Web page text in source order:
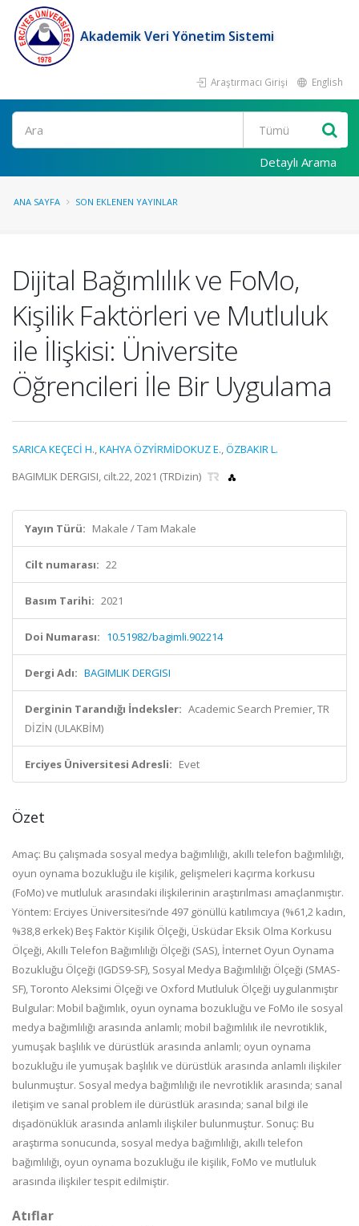
Akademik Veri Yönetim Sistemi
Araştırmacı Girişi English
Ara
Detaylı Arama
ANA SAYFA SON EKLENEN YAYINLAR
Dijital Bağımlılık ve FoMo,
Kişilik Faktörleri ve Mutluluk
ile İlişkisi: Üniversite
Öğrencileri İle Bir Uygulama
SARICA KEÇECİ H.,KAHYA ÖZYİRMİDOKUZ E.,ÖZBAKIR L.
BAGIMLIK DERGISI, cilt.22, 2021 (TRDizin)
Yayın Türü: Makale / Tam Makale
Cilt numarası: 22
Basım Tarihi: 2021
Doi Numarası: 10.51982/bagimli.902214
Dergi Adı: BAGIMLIK DERGISI
Derginin Tarandığı İndeksler: Academic Search Premier, TR
DİZİN (ULAKBİM)
Erciyes Üniversitesi Adresli: Evet
Özet
Amaç: Bu çalışmada sosyal medya bağımlılığı, akıllı telefon bağımlılığı,
oyun oynama bozukluğu ile kişilik, gelişmeleri kaçırma korkusu
(FoMo) ve mutluluk arasındaki ilişkilerinin araştırılması amaçlanmıştır.
Yöntem: Erciyes Üniversitesi’nde 497 gönüllü katılımcıya (%61,2 kadın,
%38,8 erkek) Beş Faktör Kişilik Ölçeği, Üsküdar Eksik Olma Korkusu
Ölçeği, Akıllı Telefon Bağımlılığı Ölçeği (SAS), İnternet Oyun Oynama
Bozukluğu Ölçeği (IGDS9-SF), Sosyal Medya Bağımlılığı Ölçeği (SMAS-
SF), Toronto Aleksimi Ölçeği ve Oxford Mutluluk Ölçeği uygulanmıştır
Bulgular: Mobil bağımlık, oyun oynama bozukluğu ve FoMo ile sosyal
medya bağımlılığı arasında anlamlı; mobil bağımlılık ile nevrotiklik,
yumuşak başlılık ve dürüstlük arasında anlamlı; oyun oynama
bozukluğu ile yumuşak başlılık ve dürüstlük arasında anlamlı ilişkiler
bulunmuştur. Sosyal medya bağımlılığı ile nevrotiklik arasında; sanal
iletişim ve sanal problem ile dürüstlük arasında; sanal bilgi ile
dışadönüklük arasında anlamlı ilişkiler bulunmuştur. Sonuç: Bu
araştırma sonucunda, sosyal medya bağımlılığı, akıllı telefon
bağımlılığı, oyun oynama bozukluğu ile kişilik, FoMo ve mutluluk
arasında ilişkiler tespit edilmiştir.
Atıflar